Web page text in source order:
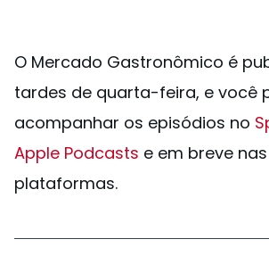
O Mercado Gastronômico é
tardes de quarta-feira, e você
acompanhar os episódios no
Apple Podcasts e em breve
plataformas.